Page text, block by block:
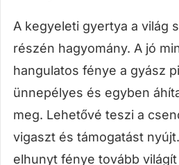
A kegyeleti gyertya a világ
részén hagyomány. A jó
hangulatos fénye a gyász
ünnepélyes és egyben
meg. Lehetővé teszi a
vigaszt és támogatást
elhunyt fénye tovább